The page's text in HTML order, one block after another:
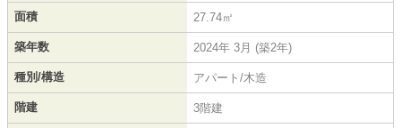
面積 27.74㎡
築年数 2024年 3月 (築2年)
種別/構造 アパート/木造
階建 3階建